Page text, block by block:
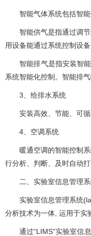
智能气体系统包括智能供
智能供气是指通过调节触
用设备能通过系统控制设备
智能排气是指安装智能化
系统智能化控制。智能排
3、给排水系统
安装高效、节能、可
4、空调系统
暖通空调的智能控制系统
行分析、判断、及时自动打
二、实验室信息管理
实验室信息管理系统
分析技术为一体, 运用于实
通过“LIMS”实验室信息管理